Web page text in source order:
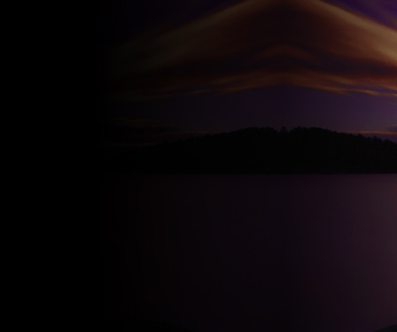
污水流量計顯
能的原因及解
1. 傳感器安裝